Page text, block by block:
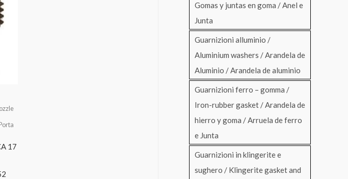
17
Gomas y juntas en goma / Anel e
Junta
Guarnizioni alluminio /
Aluminium washers / Arandela de
Aluminio / Arandela de aluminio
Guarnizioni ferro – gomma /
Iron-rubber gasket / Arandela de
hierro y goma / Arruela de ferro
e Junta
Guarnizioni in klingerite e
sughero / Klingerite gasket and